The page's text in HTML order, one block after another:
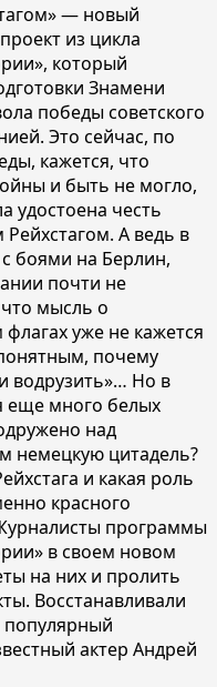
— новый
из цикла
который
Знамени
победы советского
Это сейчас, по
кажется, что
и быть не могло,
удостоена честь
А ведь в
боями на Берлин,
почти не
мысль о
уже не кажется
почему
водрузить»… Но в
еще много белых
над
немецкую цитадель?
и какая роль
красного
программы
в своем новом
на них и пролить
Восстанавливали
популярный
актер Андрей